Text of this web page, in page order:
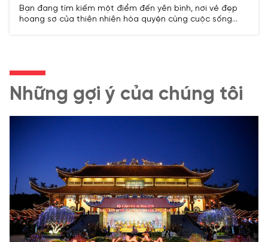
Bạn đang tìm kiếm một điểm đến yên bình, nơi vẻ đẹp
hoang sơ của thiên nhiên hòa quyện cùng cuộc sống
Những gợi ý của chúng tôi